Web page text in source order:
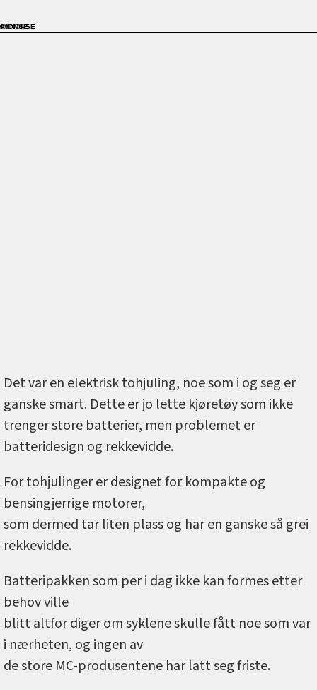
Det var en elektrisk tohjuling, noe som i og seg er
ganske smart. Dette er jo lette kjøretøy som ikke
trenger store batterier, men problemet er
batteridesign og rekkevidde.
For tohjulinger er designet for kompakte og
bensingjerrige motorer,
som dermed tar liten plass og har en ganske så grei
rekkevidde.
Batteripakken som per i dag ikke kan formes etter
behov ville
blitt altfor diger om syklene skulle fått noe som var
i nærheten, og ingen av
de store MC-produsentene har latt seg friste.